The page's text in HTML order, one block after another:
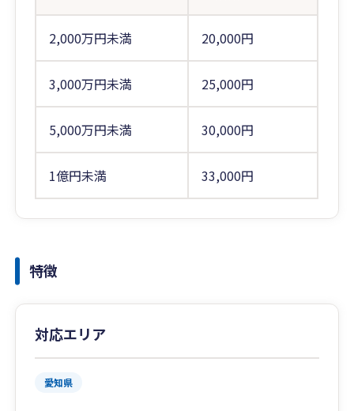
2,000万円未満 20,000円
3,000万円未満 25,000円
5,000万円未満 30,000円
1億円未満 33,000円
特徴
対応エリア
愛知県